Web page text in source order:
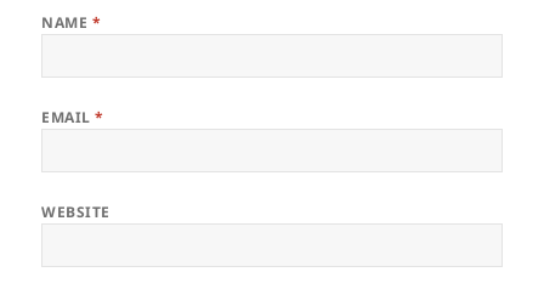
NAME *
EMAIL*
WEBSITE